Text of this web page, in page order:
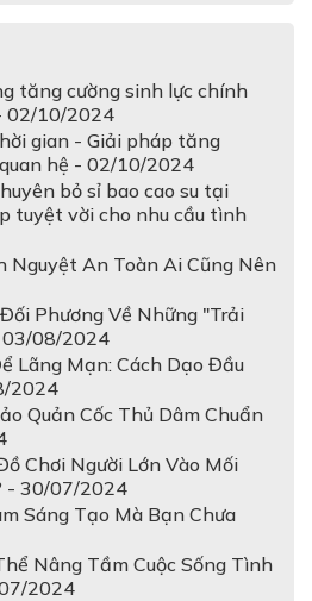
tăng cường sinh lực chính
02/10/2024
gian - Giải pháp tăng
hệ - 02/10/2024
bỏ sỉ bao cao su tại
tuyệt vời cho nhu cầu tình
Nguyệt An Toàn Ai Cũng Nên
Phương Về Những "Trải
03/08/2024
Lãng Mạn: Cách Dạo Đầu
2024
Quản Cốc Thủ Dâm Chuẩn
Chơi Người Lớn Vào Mối
- 30/07/2024
Sáng Tạo Mà Bạn Chưa
Nâng Tầm Cuộc Sống Tình
2024